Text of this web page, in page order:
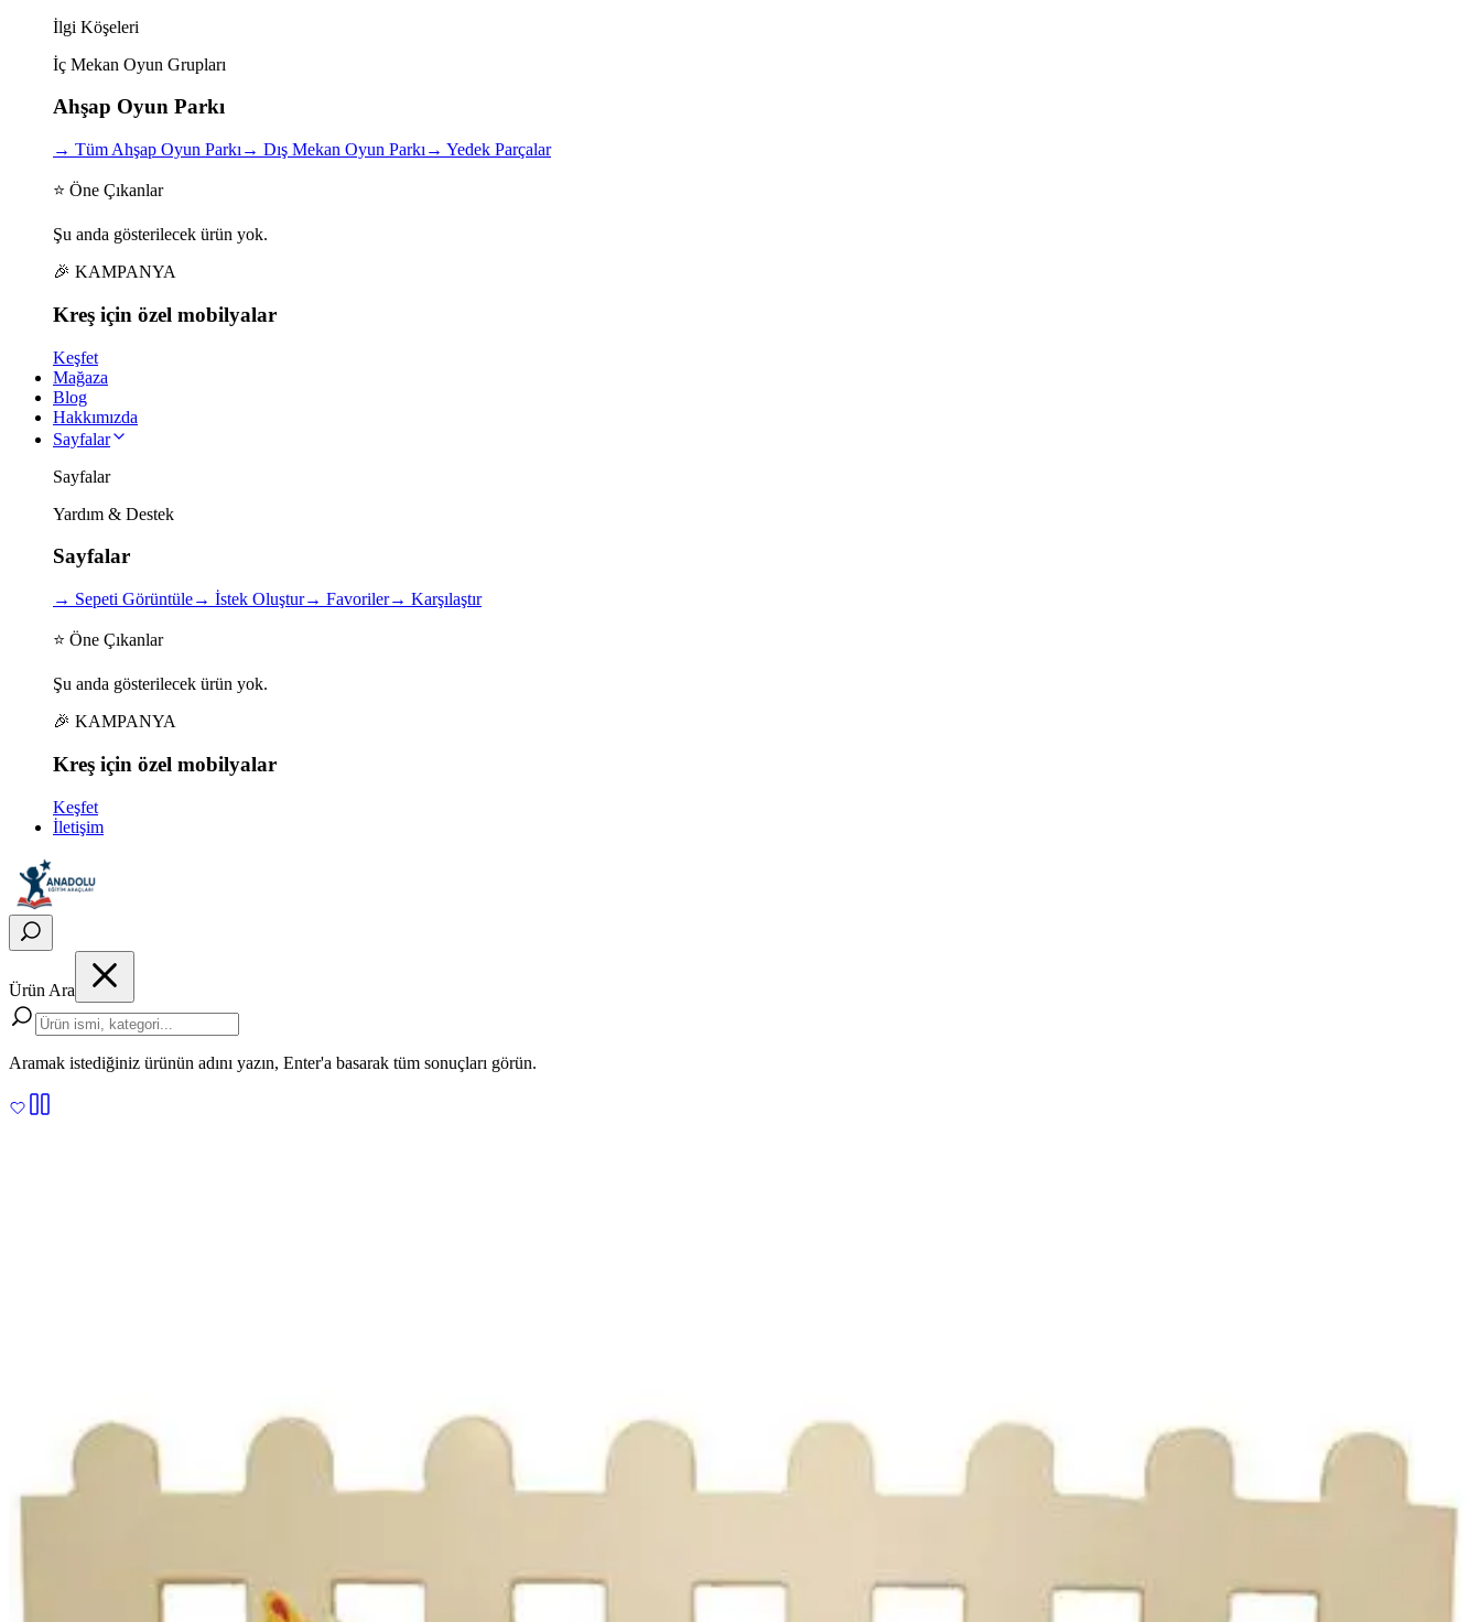
İlgi Köşeleri
İç Mekan Oyun Grupları
Ahşap Oyun Parkı
→ Tüm Ahşap Oyun Parkı → Dış Mekan Oyun Parkı → Yedek Parçalar
⭐ Öne Çıkanlar
Şu anda gösterilecek ürün yok.
🎉 KAMPANYA
Kreş için özel mobilyalar
Keşfet
Mağaza
Blog
Hakkımızda
Sayfalar
Sayfalar
Yardım & Destek
Sayfalar
→ Sepeti Görüntüle→ İstek Oluştur→ Favoriler→ Karşılaştır
⭐ Öne Çıkanlar
Şu anda gösterilecek ürün yok.
🎉 KAMPANYA
Kreş için özel mobilyalar
Keşfet
İletişim
Ürün Ara
Aramak istediğiniz ürünün adını yazın, Enter'a basarak tüm sonuçları görün.